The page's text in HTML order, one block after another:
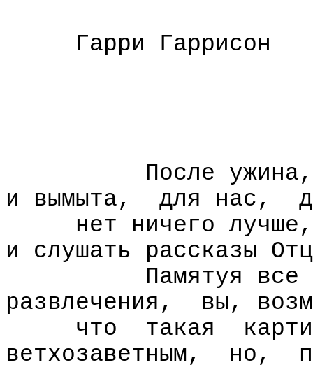
Гарри Гаррисон
После ужина,
и вымыта,
для нас,
нет ничего
и слушать рассказы
Памятуя все
развлечения,
вы,
что
такая
ветхозаветным,
но,